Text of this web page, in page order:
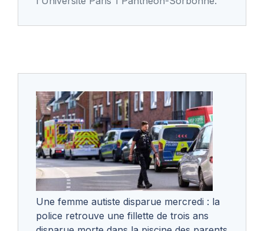
Une femme autiste disparue mercredi : la
police retrouve une fillette de trois ans